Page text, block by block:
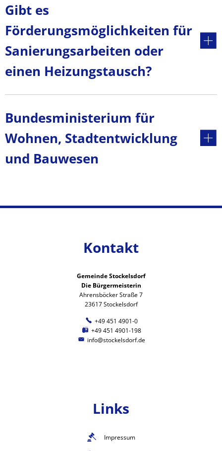
Gibt es
Förderungsmöglichkeiten für
Sanierungsarbeiten oder
einen Heizungstausch?
Bundesministerium für
Wohnen, Stadtentwicklung
und Bauwesen
Kontakt
Gemeinde Stockelsdorf
Die Bürgermeisterin
Ahrensböcker Straße 7
23617 Stockelsdorf
+49 451 4901-0
+49 451 4901-198
info@stockelsdorf.de
Links
Impressum